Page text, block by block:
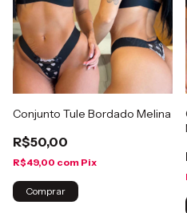
Conjunto Tule Bordado Melina
R$50,00
R$49,00 com Pix
Comprar